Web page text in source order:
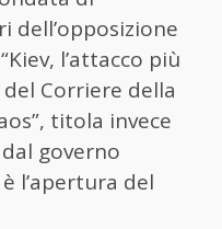
dell’opposizione
l’attacco più
Corriere della
titola invece
governo
l’apertura del